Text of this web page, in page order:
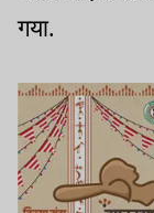
गया.